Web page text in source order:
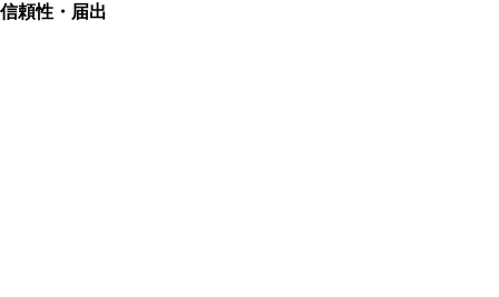
信頼性・届出